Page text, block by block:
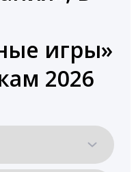
игры»
2026